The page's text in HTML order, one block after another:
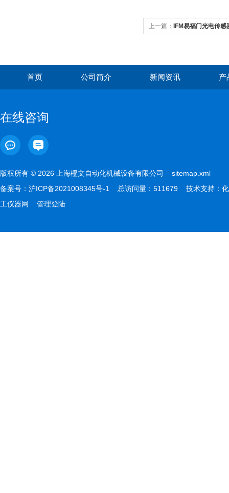
上一篇： IFM易福门光电传
首页 公司简介 新闻资讯 产
在线咨询
版权所有 © 2026 上海橙文自动化机械设备有限公司 sitemap.xml
备案号： 沪ICP备2021008345号-1 总访问量：511679 技术支持： 化
工仪器网
管理登陆